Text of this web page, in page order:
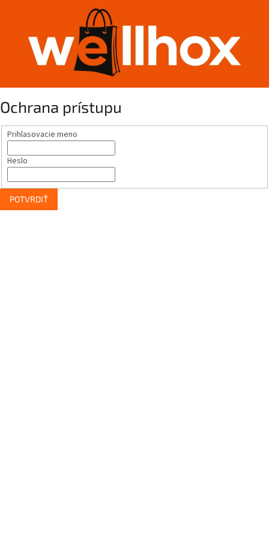
Ochrana prístupu
Prihlasovacie meno
Heslo
POTVRDIŤ